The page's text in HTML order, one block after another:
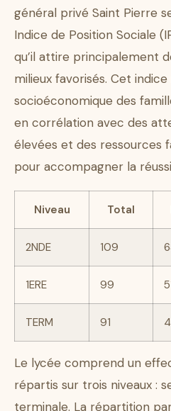
général privé Saint Pierre
Indice de Position Sociale
qu’il attire principalement
milieux favorisés. Cet
socioéconomique des
en corrélation avec des
élevées et des ressources
pour accompagner la
Niveau Total
2NDE 109
1ERE 99
TERM 91
Le lycée comprend un
répartis sur trois niveaux :
terminale. La répartition